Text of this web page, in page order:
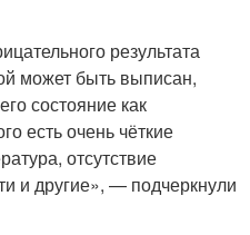
результата
может быть выписан,
состояние как
есть очень чёткие
отсутствие
и другие», — подчеркнули